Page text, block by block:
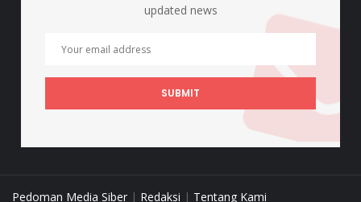
updated news
SUBMIT
Pedoman Media Siber | Redaksi | Tentang Kami